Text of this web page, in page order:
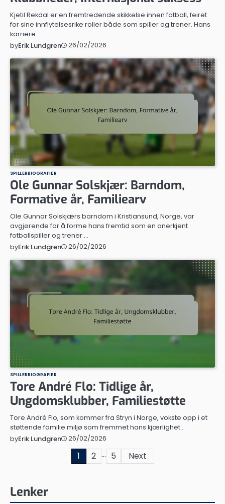
Kjetil Rekdal er en fremtredende skikkelse innen fotball, feiret
for sine innflytelsesrike roller både som spiller og trener. Hans
karriere…
byErik Lundgren 26/02/2026
SPILLERBIOGRAFIER
Ole Gunnar Solskjær: Barndom,
Formative år, Familiearv
Ole Gunnar Solskjærs barndom i Kristiansund, Norge, var
avgjørende for å forme hans fremtid som en anerkjent
fotballspiller og trener.…
byErik Lundgren 26/02/2026
SPILLERBIOGRAFIER
Tore André Flo: Tidlige år,
Ungdomsklubber, Familiestøtte
Tore André Flo, som kommer fra Stryn i Norge, vokste opp i et
støttende familie miljø som fremmet hans kjærlighet…
byErik Lundgren 26/02/2026
1 2 … 5 Next
Lenker